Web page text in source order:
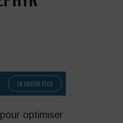
EN SAVOIR PLUS
optimiser